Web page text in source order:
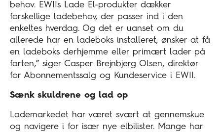
behov. EWIIs Lade El-produkter dækker
forskellige ladebehov, der passer ind i den
enkeltes hverdag. Og det er uanset om du
allerede har en ladeboks installeret, ønsker at få
en ladeboks derhjemme eller primært lader på
farten,” siger Casper Brejnbjerg Olsen, direktør
for Abonnementssalg og Kundeservice i EWII.
Sænk skuldrene og lad op
Lademarkedet har været svært at gennemskue
og navigere i for især nye elbilister. Mange har